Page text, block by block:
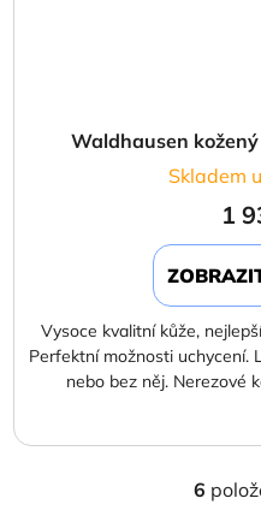
Waldhausen
Skladem
1
Vysoce kvalitní kůže,
Perfektní možnosti uchycení.
nebo bez něj. Nerezové
6